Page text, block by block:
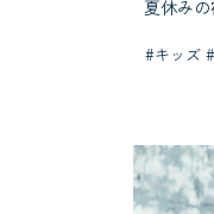
夏休みの
#キッズ